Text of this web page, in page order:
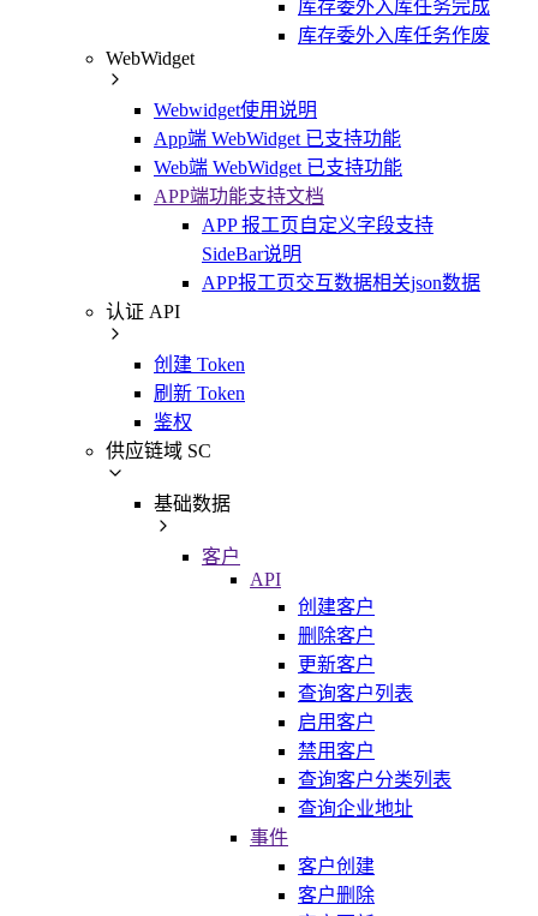
库存委外入库任务完成
库存委外入库任务作废
WebWidget
Webwidget使用说明
App端 WebWidget 已支持功能
Web端 WebWidget 已支持功能
APP端功能支持文档
APP 报工页自定义字段支持
SideBar说明
APP报工页交互数据相关json数据
认证 API
创建 Token
刷新 Token
鉴权
供应链域 SC
基础数据
客户
API
创建客户
删除客户
更新客户
查询客户列表
启用客户
禁用客户
查询客户分类列表
查询企业地址
事件
客户创建
客户删除